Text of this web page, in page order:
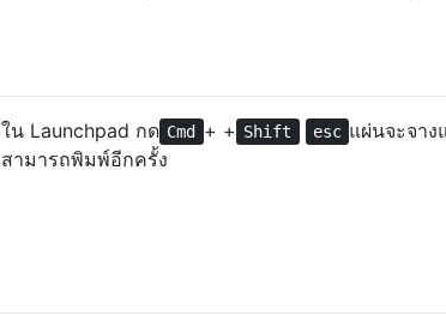
ใน Launchpad กด Cmd + + Shift esc แผ่นจะจา
สามารถพิมพ์อีกครั้ง